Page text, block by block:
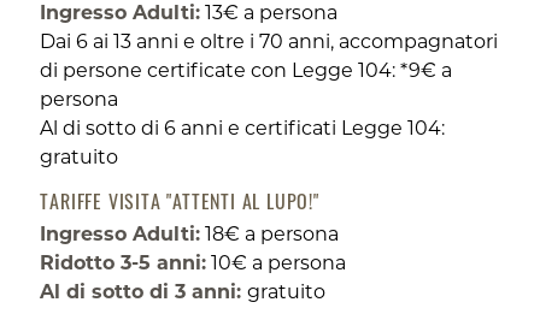
Ingresso Adulti: 13€ a persona
Dai 6 ai 13 anni e oltre i 70 anni, accompagnatori
di persone certificate con Legge 104: *9€ a
persona
Al di sotto di 6 anni e certificati Legge 104:
gratuito
TARIFFE VISITA "ATTENTI AL LUPO!"
Ingresso Adulti: 18€ a persona
Ridotto 3-5 anni: 10€ a persona
Al di sotto di 3 anni:gratuito